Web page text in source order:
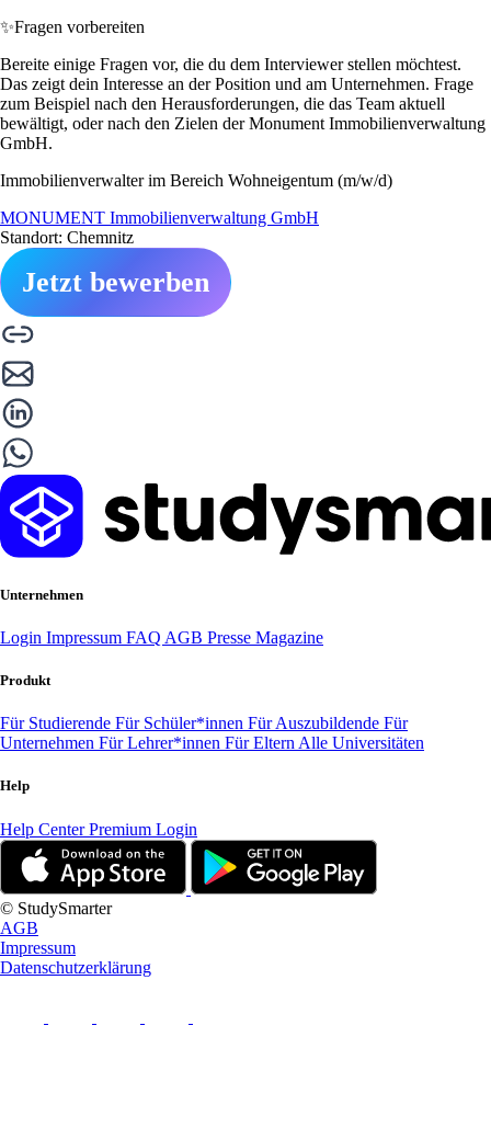
✨Fragen vorbereiten
Bereite einige Fragen vor, die du dem Interviewer stellen möchtest.
Das zeigt dein Interesse an der Position und am Unternehmen. Frage
zum Beispiel nach den Herausforderungen, die das Team aktuell
bewältigt, oder nach den Zielen der Monument Immobilienverwaltung
GmbH.
Immobilienverwalter im Bereich Wohneigentum (m/w/d)
MONUMENT Immobilienverwaltung GmbH
Standort: Chemnitz
Jetzt bewerben
Unternehmen
Login Impressum FAQ AGB Presse Magazine
Produkt
Für Studierende Für Schüler*innen Für Auszubildende Für
Unternehmen Für Lehrer*innen Für Eltern Alle Universitäten
Help
Help CenterPremium Login
© StudySmarter
AGB
Impressum
Datenschutzerklärung